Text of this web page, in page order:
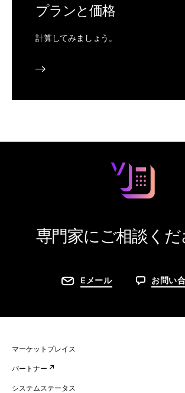
プランと価格
計算してみましょう。
専門家にご相談くだ
Eメール お問い
マーケットプレイス
パートナー
システムステータス